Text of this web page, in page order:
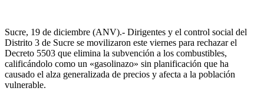
Sucre, 19 de diciembre (ANV).- Dirigentes y el control social del
Distrito 3 de Sucre se movilizaron este viernes para rechazar el
Decreto 5503 que elimina la subvención a los combustibles,
calificándolo como un «gasolinazo» sin planificación que ha
causado el alza generalizada de precios y afecta a la población
vulnerable.